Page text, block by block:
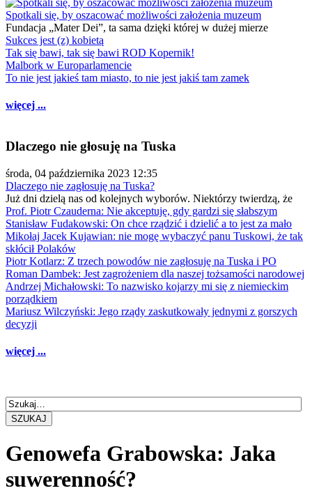
Spotkali się, by oszacować możliwości założenia muzeum
Fundacja „Mater Dei”, ta sama dzięki której w dużej mierze
Sukces jest (z) kobietą
Tak się bawi, tak się bawi ROD Kopernik!
Malbork w Europarlamencie
To nie jest jakieś tam miasto, to nie jest jakiś tam zamek
więcej ...
Dlaczego nie głosuję na Tuska
środa, 04 października 2023 12:35
Dlaczego nie zagłosuję na Tuska?
Już dni dzielą nas od kolejnych wyborów. Niektórzy twierdzą, że
Prof. Piotr Czauderna: Nie akceptuję, gdy gardzi się słabszym
Stanisław Fudakowski: On chce rządzić i dzielić a to jest za mało
Mikołaj Jacek Kujawian: nie mogę wybaczyć panu Tuskowi, że tak
skłócił Polaków
Piotr Kotlarz: Z trzech powodów nie zagłosuję na Tuska i PO
Roman Dambek: Jest zagrożeniem dla naszej tożsamości narodowej
Andrzej Michałowski: To nazwisko kojarzy mi się z niemieckim
porządkiem
Mariusz Wilczyński: Jego rządy zaskutkowały jednymi z gorszych
decyzji
więcej ...
SZUKAJ
Genowefa Grabowska: Jaka
suwerenność?